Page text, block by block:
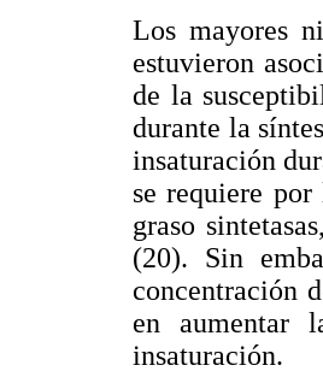
Los mayores
estuvieron
de la
durante la
insaturación
se requiere
graso
(20). Sin
concentración
en aumentar
insaturación.